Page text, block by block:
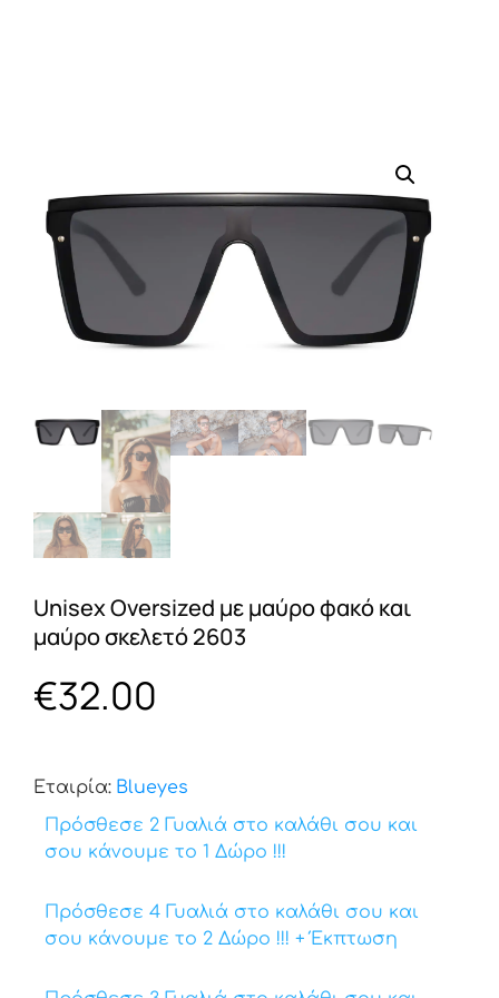
Unisex Oversized με μαύρο φακό και
μαύρο σκελετό 2603
€32.00
Εταιρία: Βlueyes
Πρόσθεσε 2 Γυαλιά στο καλάθι σου και
σου κάνουμε το 1 Δώρο !!!
Πρόσθεσε 4 Γυαλιά στο καλάθι σου και
σου κάνουμε το 2 Δώρο !!! + Έκπτωση